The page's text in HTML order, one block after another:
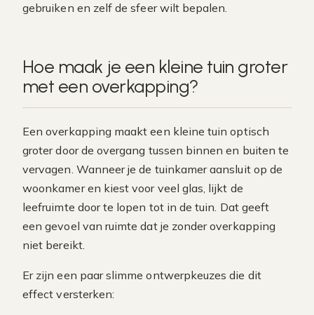
gebruiken en zelf de sfeer wilt bepalen.
Hoe maak je een kleine tuin groter
met een overkapping?
Een overkapping maakt een kleine tuin optisch
groter door de overgang tussen binnen en buiten te
vervagen. Wanneer je de tuinkamer aansluit op de
woonkamer en kiest voor veel glas, lijkt de
leefruimte door te lopen tot in de tuin. Dat geeft
een gevoel van ruimte dat je zonder overkapping
niet bereikt.
Er zijn een paar slimme ontwerpkeuzes die dit
effect versterken: